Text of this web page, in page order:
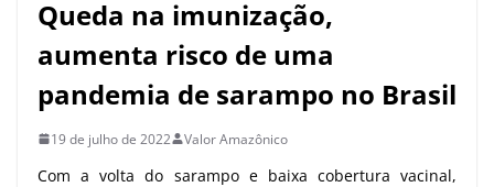
Queda na imunização,
aumenta risco de uma
pandemia de sarampo no Brasil
19 de julho de 2022 Valor Amazônico
Com a volta do sarampo e baixa cobertura vacinal,